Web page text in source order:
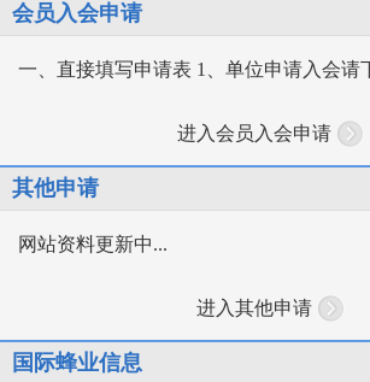
会员入会申请
一、直接填写申请表 1、单位申请入会请
进入会员入会申请
其他申请
网站资料更新中...
进入其他申请
国际蜂业信息